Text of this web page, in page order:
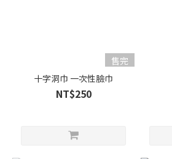
售完
十字洞巾 一次性臉巾
NT$250